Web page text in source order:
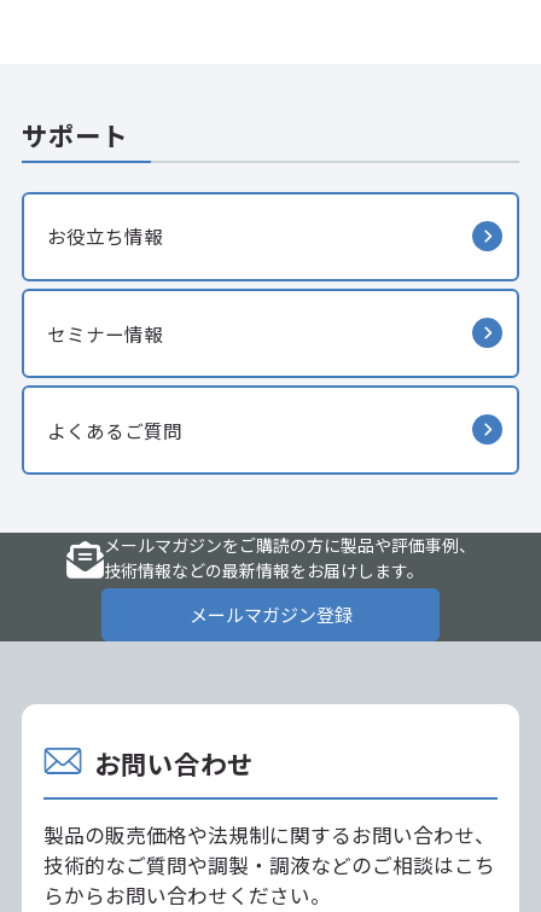
サポート
お役立ち情報
セミナー情報
よくあるご質問
メールマガジンをご購読の方に製品や評価事例、
技術情報などの最新情報をお届けします。
メールマガジン登録
お問い合わせ
製品の販売価格や法規制に関するお問い合わせ、
技術的なご質問や調製・調液などのご相談はこち
らからお問い合わせください。